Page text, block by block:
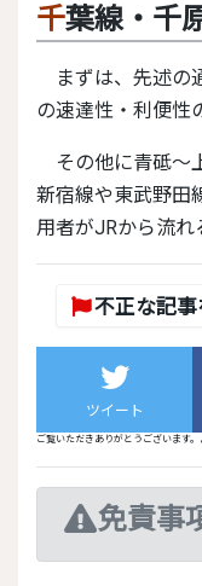
千葉線・
まずは、先述の通り千葉やちはら台から上野方面へ
の速達性・利便性
その他に青砥～上野間の優等列車の本数確保、都営
新宿線や東武野田
用者がJRから流れ
不正な記
ツイート
ご覧いただきありがとうございます
免責事